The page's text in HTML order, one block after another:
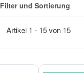
Filter und Sortierung
Artikel 1 - 15 von 15